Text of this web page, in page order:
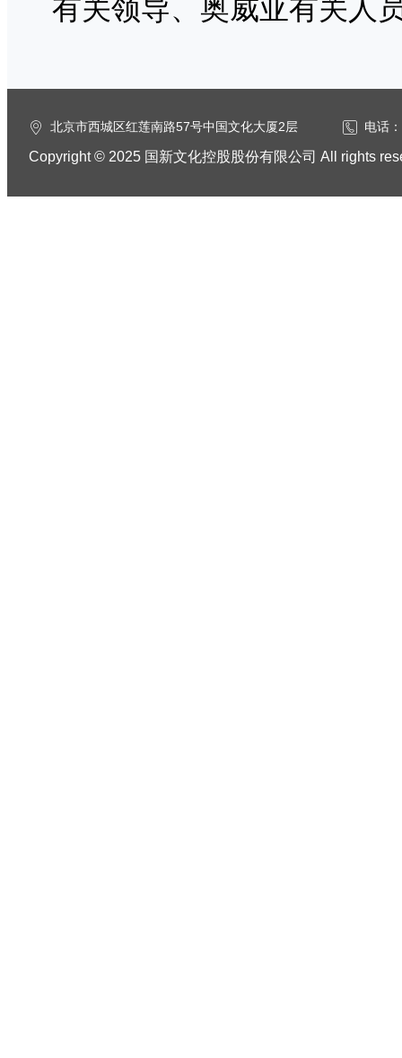
有关领导、奥威亚有关人
北京市西城区红莲南路57号中国文化大厦2层 电话
Copyright © 2025 国新文化控股股份有限公司 All rights